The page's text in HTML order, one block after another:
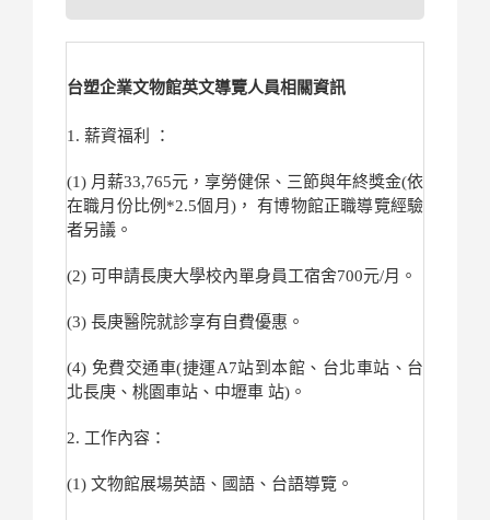
台塑企業文物館英文導覽人員相關資訊
1. 薪資福利 ：
(1) 月薪33,765元，享勞健保、三節與年終獎金(依
在職月份比例*2.5個月)， 有博物館正職導覽經驗
者另議。
(2) 可申請長庚大學校內單身員工宿舍700元/月。
(3) 長庚醫院就診享有自費優惠。
(4) 免費交通車(捷運A7站到本館、台北車站、台
北長庚、桃園車站、 中壢車 站)。
2. 工作內容：
(1) 文物館展場英語、國語、台語導覽。